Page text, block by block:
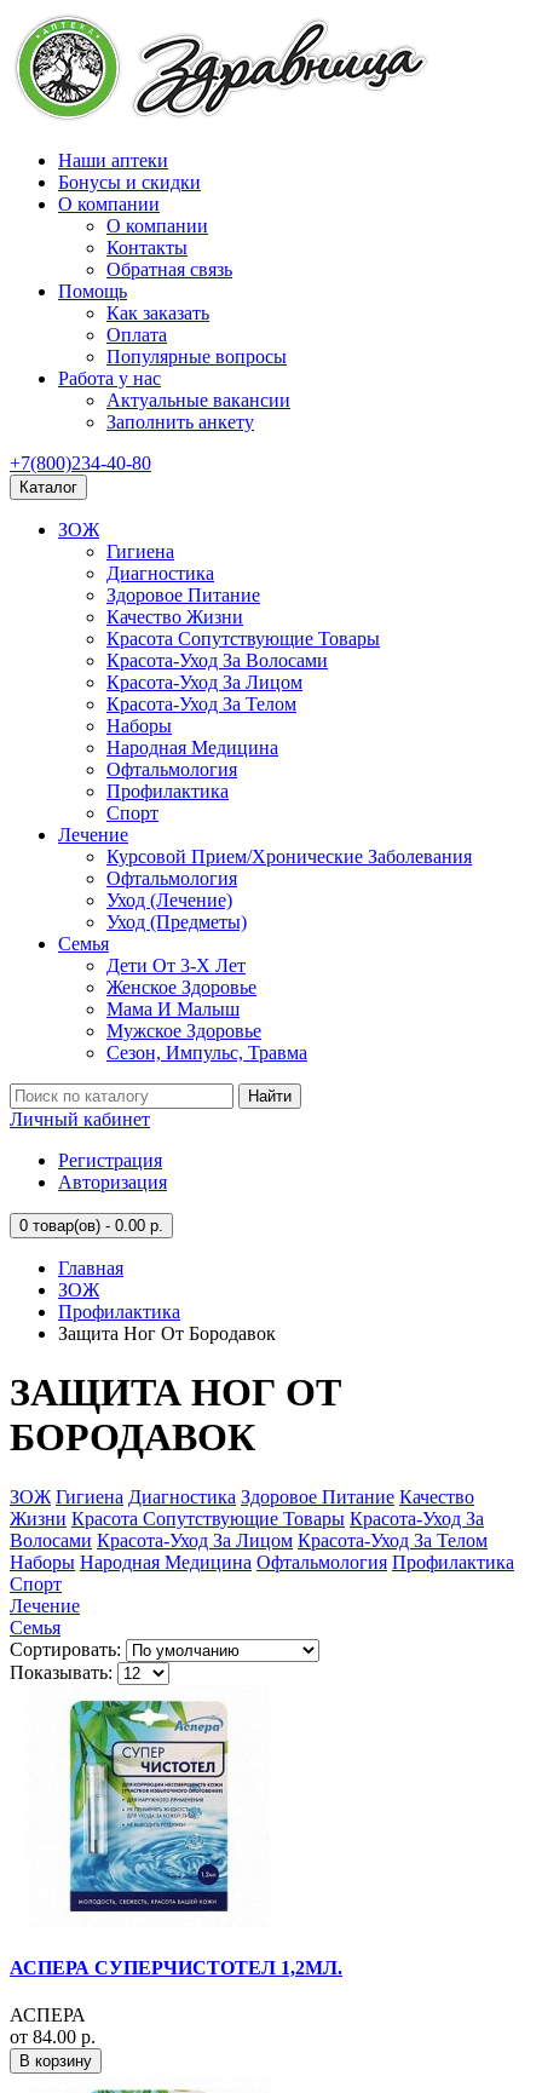
Наши аптеки
Бонусы и скидки
О компании
О компании
Контакты
Обратная связь
Помощь
Как заказать
Оплата
Популярные вопросы
Работа у нас
Актуальные вакансии
Заполнить анкету
+7(800)234-40-80
Каталог
ЗОЖ
Гигиена
Диагностика
Здоровое Питание
Качество Жизни
Красота Сопутствующие Товары
Красота-Уход За Волосами
Красота-Уход За Лицом
Красота-Уход За Телом
Наборы
Народная Медицина
Офтальмология
Профилактика
Спорт
Лечение
Курсовой Прием/Хронические Заболевания
Офтальмология
Уход (Лечение)
Уход (Предметы)
Семья
Дети От 3-Х Лет
Женское Здоровье
Мама И Малыш
Мужское Здоровье
Сезон, Импульс, Травма
Найти
Личный кабинет
Регистрация
Авторизация
0 товар(ов) - 0.00 р.
Главная
ЗОЖ
Профилактика
Защита Ног От Бородавок
ЗАЩИТА НОГ ОТ
БОРОДАВОК
ЗОЖ Гигиена Диагностика Здоровое Питание Качество
Жизни Красота Сопутствующие Товары Красота-Уход За
Волосами Красота-Уход За Лицом Красота-Уход За Телом
Наборы Народная Медицина Офтальмология Профилактика
Спорт
Лечение
Семья
Сортировать:
Показывать:
АСПЕРА СУПЕРЧИСТОТЕЛ 1,2МЛ.
АСПЕРА
от 84.00 р.
В корзину